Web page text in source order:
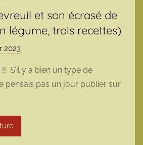
et son écrasé de
légume, trois recettes)
2023
r
m
r
S’il y a bien un type de
pensais pas un jour publier sur